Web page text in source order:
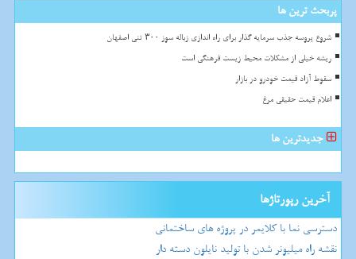
پربحث ترین ها
شروع پروسه جذب سرمایه گذار برای راه اندازی زباله سوز ۳۰۰ تنی اصفهان
ریشه خیلی از مشکلات محیط زیست فرهنگی است
سقوط آزاد قیمت خودرو در بازار
اعلام قیمت حقیقی مرغ
جدیدترین ها
آخرین رپورتاژها
دسترسی نما با کلایمر در پروژه های ساختمانی
نقشه راه میلیونر شدن با تولید نایلون دسته دار